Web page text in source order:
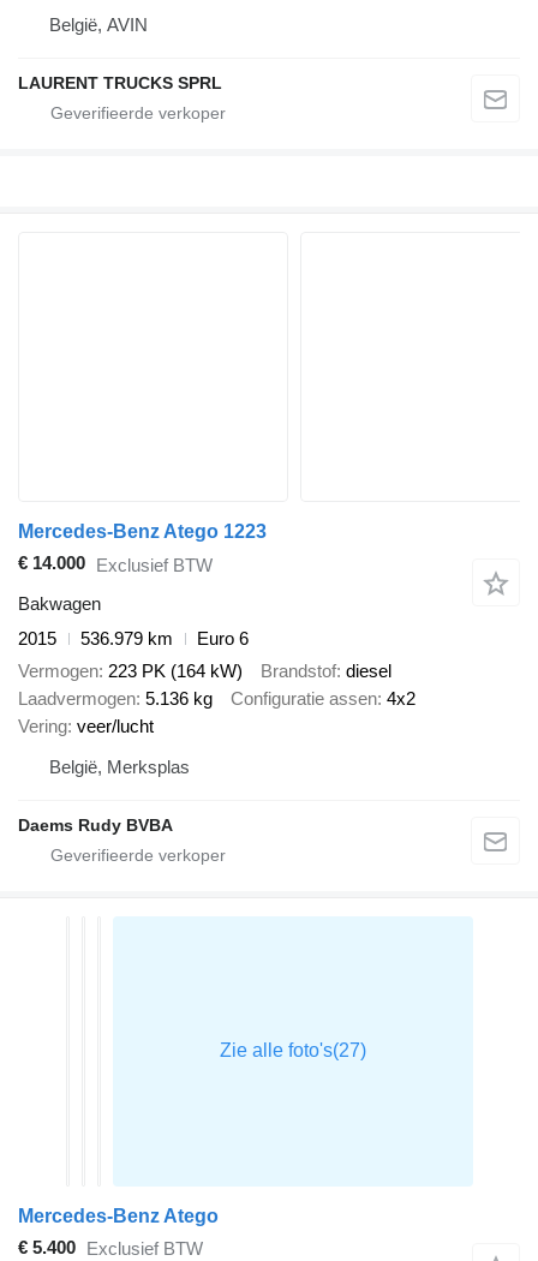
België, AVIN
LAURENT TRUCKS SPRL
Mercedes-Benz Atego 1223
€ 14.000 Exclusief BTW
Bakwagen
2015
536.979 km
Euro 6
Vermogen 223 PK (164 kW) Brandstof diesel
Laadvermogen 5.136 kg Configuratie assen 4x2
Vering veer/lucht
België, Merksplas
Daems Rudy BVBA
Mercedes-Benz Atego
€ 5.400
Exclusief BTW